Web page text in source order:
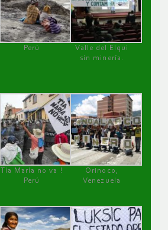
Perú
Valle del Elqui
sin minería.
Tía María no va !
Perú
Orinoco,
Venezuela